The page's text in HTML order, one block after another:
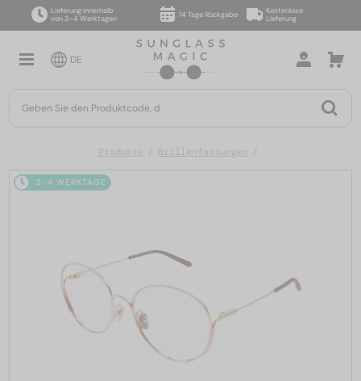
Lieferung innerhalb
von 2–4 Werktagen
14 Tage Rückgabe
Kostenlose
Lieferung
DE
Produkte Brillenfassungen
2-4 WERKTAGE